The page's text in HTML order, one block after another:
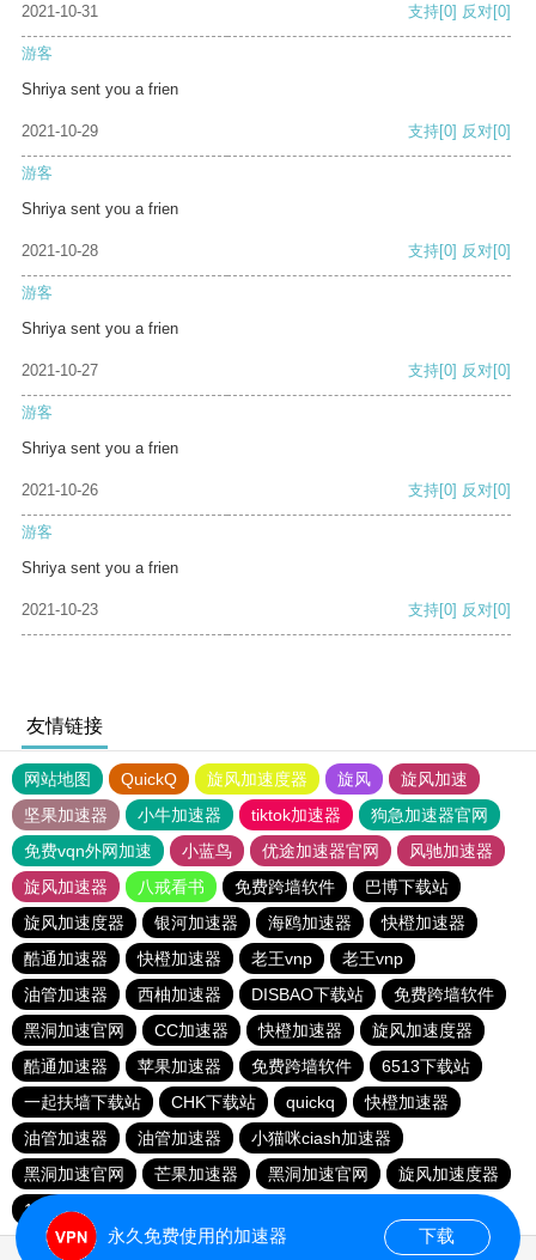
2021-10-31 支持[0] 反对[0]
游客
Shriya sent you a frien
2021-10-29 支持[0] 反对[0]
游客
Shriya sent you a frien
2021-10-28 支持[0] 反对[0]
游客
Shriya sent you a frien
2021-10-27 支持[0] 反对[0]
游客
Shriya sent you a frien
2021-10-26 支持[0] 反对[0]
游客
Shriya sent you a frien
2021-10-23 支持[0] 反对[0]
友情链接
网站地图 QuickQ 旋风加速度器 旋风
旋风加速
坚果加速器
小牛加速器 tiktok加速器
狗急加速器官网
免费vqn外网加速
小蓝鸟 优途加速器官网
风驰加速器
旋风加速器
八戒看书 免费跨墙软件
巴博下载站
旋风加速度器
银河加速器 海鸥加速器
快橙加速器
酷通加速器
快橙加速器 老王vnp
老王vnp
油管加速器
西柚加速器 DISBAO下载站
免费跨墙软件
黑洞加速官网
CC加速器 快橙加速器
旋风加速度器
酷通加速器
苹果加速器 免费跨墙软件
6513下载站
一起扶墙下载站
CHK下载站 quickq
快橙加速器
油管加速器
油管加速器
小猫咪ciash加速器
黑洞加速官网
芒果加速器 黑洞加速官网
旋风加速度器
186下载站
永久免费使用的加速器 下载